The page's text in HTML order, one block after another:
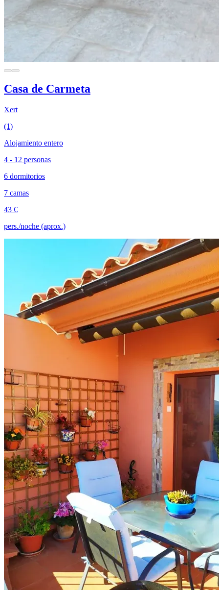
Casa de Carmeta
Xert
(1)
Alojamiento entero
4 - 12 personas
6 dormitorios
7 camas
43 €
pers./noche (aprox.)